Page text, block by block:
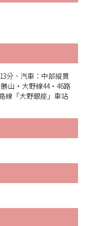
分、汽車：中部縱貫
山・大野線44・46路
線「大野銀座」車站